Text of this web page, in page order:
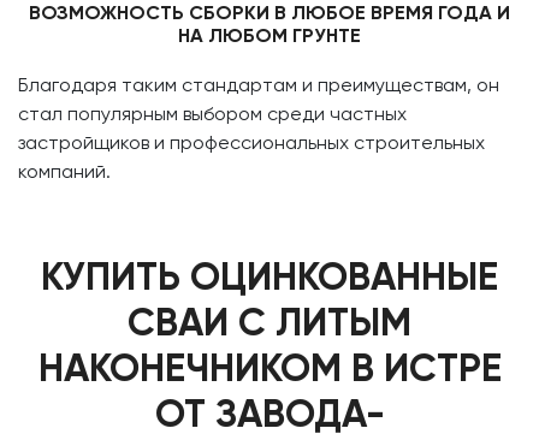
ВОЗМОЖНОСТЬ СБОРКИ В ЛЮБОЕ ВРЕМЯ ГОДА И
НА ЛЮБОМ ГРУНТЕ
Благодаря таким стандартам и преимуществам, он
стал популярным выбором среди частных
застройщиков и профессиональных строительных
компаний.
КУПИТЬ ОЦИНКОВАННЫЕ
СВАИ С ЛИТЫМ
НАКОНЕЧНИКОМ В ИСТРЕ
ОТ ЗАВОДА-